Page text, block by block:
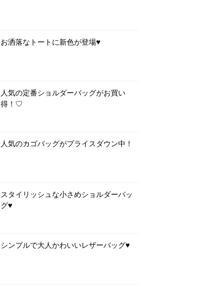
お洒落なトートに新色が登場♥
人気の定番ショルダーバッグがお買い
得！♡
人気のカゴバッグがプライスダウン中！
スタイリッシュな小さめショルダーバッ
グ♥
シンプルで大人かわいいレザーバッグ♥